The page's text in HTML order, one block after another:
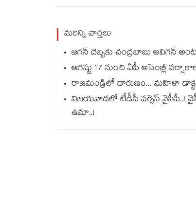
మరిన్ని వార్తలు
జగన్ దెబ్బకు చంద్రబాబు అవిగన్
ఆగష్టు 17 నుంచి ఏపీ అసెంబ్లీ
రాజమండ్రిలో దారుణం... మహిళా
విజయవాడలో టీడీపీ వర్సెస్ వైసీపీ..!
ఉమా..!